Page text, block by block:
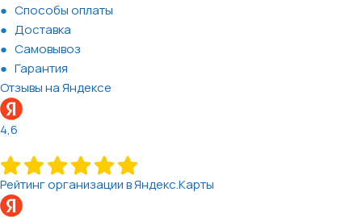
Способы оплаты
Доставка
Самовывоз
Гарантия
Отзывы на Яндексе
4,6
Рейтинг организации в Яндекс.Карты